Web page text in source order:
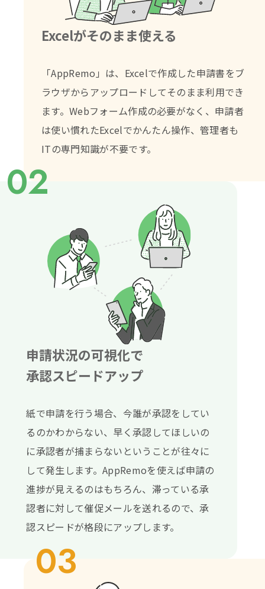
Excelがそのまま使える
「AppRemo」は、Excelで作成した申請書をブ
ラウザからアップロードしてそのまま利用でき
ます。 Webフォーム作成の必要がなく、 申請者
は使い慣れたExcelでかんたん操作、管理者も
ITの専門知識が不要です。
02
申請状況の可視化で
承認スピードアップ
紙で申請を行う場合、今誰が承認をしてい
るのかわからない、 早く承認してほしいの
に承認者が捕まらないということが往々に
して発生します。AppRemoを使えば申請の
進捗が見えるのはもちろん、 滞っている承
認者に対して催促メールを送れるので、承
認スピードが格段にアップします。
03